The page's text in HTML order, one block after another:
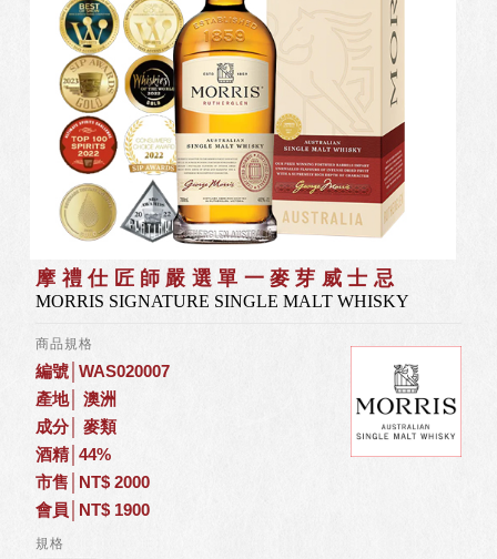
摩禮仕匠師嚴選單⼀麥芽威士忌
MORRIS SIGNATURE SINGLE MALT WHISKY
商品規格
編號│WAS020007
產地│ 澳洲
成分│ 麥類
酒精│44%
市售│NT$ 2000
會員│NT$ 1900
規格